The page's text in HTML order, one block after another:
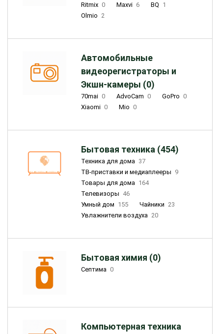
Ritmix 0 Maxvi 6 BQ 1
Olmio 2
Автомобильные
видеорегистраторы и
Экшн-камеры (0)
70mai 0 AdvoCam 0 GoPro 0
Xiaomi 0 Mio 0
Бытовая техника (454)
Техника для дома 37
ТВ-приставки и медиаплееры 9
Товары для дома 164
Телевизоры 46
Умный дом 155 Чайники 23
Увлажнители воздуха 20
Бытовая химия (0)
Септима 0
Компьютерная техника